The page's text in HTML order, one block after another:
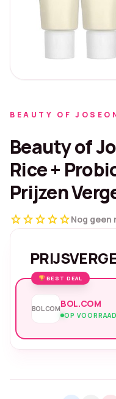
BEAUTY OF
Beauty of
Rice +
Prijzen
starstarstarstarstarNog geen
BEST DEAL
BOL.COMBOL.COM
OP VOORRAAD